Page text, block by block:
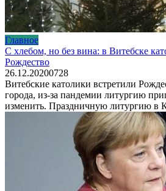
Главное
С хлебом, но без вина: в Витебске
Рождество
26.12.20200728
Витебские католики встретили
города, из-за пандемии литургию
изменить. Праздничную литургию в